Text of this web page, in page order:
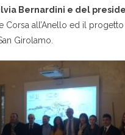
Bernardini e del
Corsa all’Anello ed il
Girolamo.